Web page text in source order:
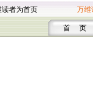
读者为首页 万维
首 页